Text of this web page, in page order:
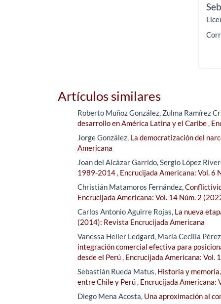
Artículos similares
Roberto Muñoz González, Zulma Ramírez
desarrollo en América Latina y el Caribe,
Jorge González, La democratización del
Americana
Joan del Alcàzar Garrido, Sergio López
1989-2014, Encrucijada Americana: Vol. 6
Christián Matamoros Fernández,
Encrucijada Americana: Vol. 14 Núm. 2
Carlos Antonio Aguirre Rojas, La nueva
(2014): Revista Encrucijada Americana
Vanessa Heller Ledgard, María Cecilia
integración comercial efectiva para
desde el Perú, Encrucijada Americana: Vol.
Sebastián Rueda Matus, Historia y
entre Chile y Perú, Encrucijada Americana:
Diego Mena Acosta, Una aproximación al